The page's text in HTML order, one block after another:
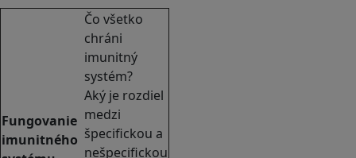
Fungovanie
imunitného
Čo všetko
chráni
imunitný
systém?
Aký je rozdiel
medzi
špecifickou a
nešpecifickou